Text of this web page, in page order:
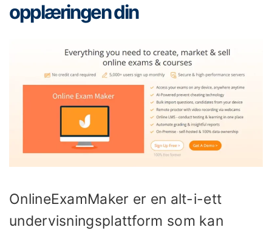
opplæringen din
OnlineExamMaker er en alt-i-ett
undervisningsplattform som kan